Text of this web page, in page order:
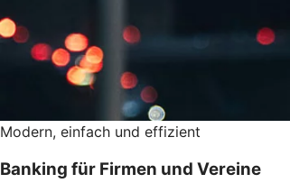
Modern, einfach und effizient
Banking für Firmen und Vereine